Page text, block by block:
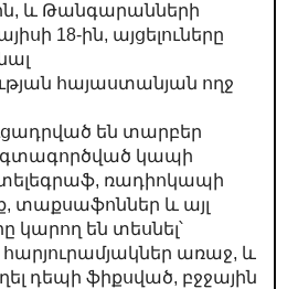
ին, և Թանգարանների
18-ին, այցելուները
հայաստանյան ողջ
են տարբեր
կապի
տելեգրաֆ, ռադիոկապի
տաքսաֆոններ և այլ
կարող են տեսնել՝
առաջ, և
դեպի ֆիքսված, բջջային